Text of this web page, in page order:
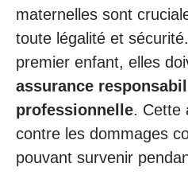
maternelles sont
toute légalité et
premier enfant, elles
assurance
professionnelle. Cette
contre les dommages
pouvant survenir